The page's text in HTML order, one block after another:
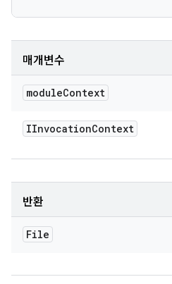
매개변수
moduleContext
IInvocationContext
반환
File